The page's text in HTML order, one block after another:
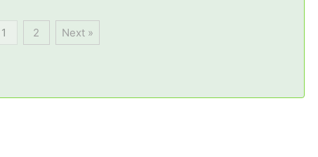
違いありません。 2024年はド
ス推しで行こうと決意したか
、ドジャースの歴史も知って
1 2 Next »